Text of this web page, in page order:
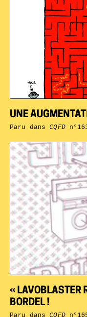
« LAVOBLASTER
BORDEL !
Paru dansCQFD
UNE
Paru dansCQFD